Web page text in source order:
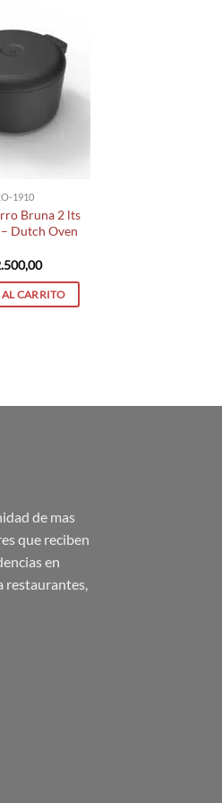
1910
Bruna 2 lts
Dutch Oven
CARRITO
de mas
que reciben
en
restaurantes,